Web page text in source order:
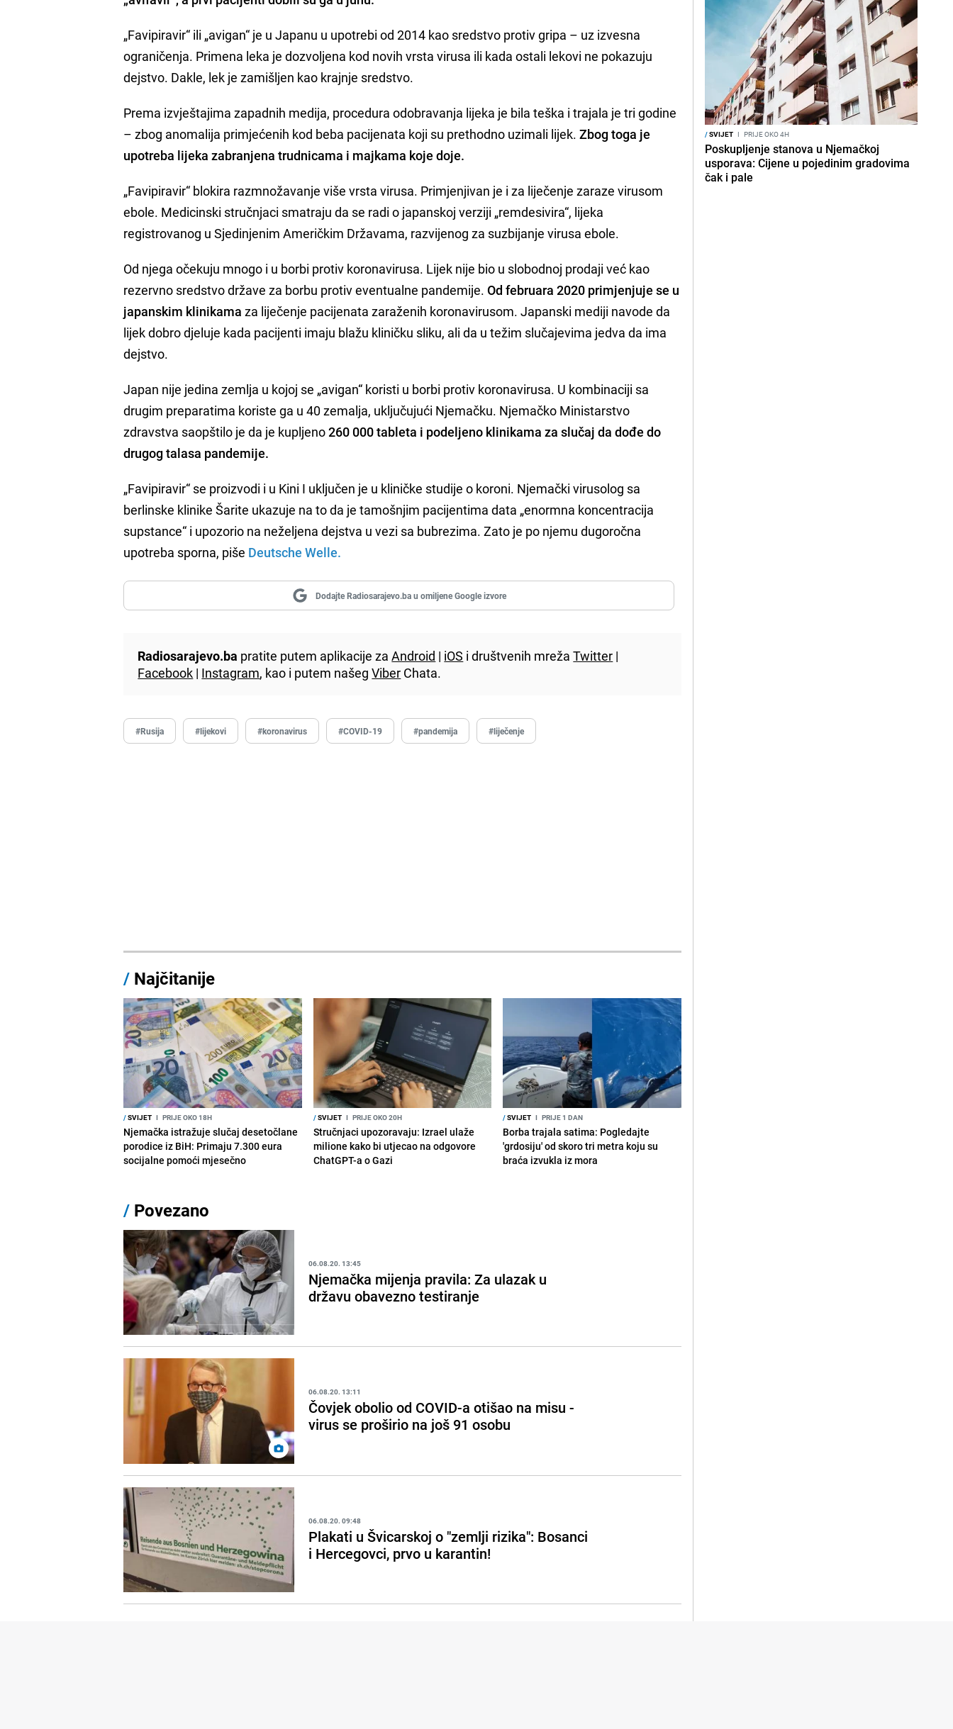
„Favipiravir“ ili „avigan“ je u Japanu u upotrebi od 2014 kao sredstvo protiv gripa – uz izvesna
ograničenja. Primena leka je dozvoljena kod novih vrsta virusa ili kada ostali lekovi ne pokazuju
dejstvo. Dakle, lek je zamišljen kao krajnje sredstvo.
Prema izvještajima zapadnih medija, procedura odobravanja lijeka je bila teška i trajala je tri godine
– zbog anomalija primjećenih kod beba pacijenata koji su prethodno uzimali lijek.Zbog toga je
upotreba lijeka zabranjena trudnicama i majkama koje doje.
„Favipiravir“ blokira razmnožavanje više vrsta virusa. Primjenjivan je i za liječenje zaraze virusom
ebole. Medicinski stručnjaci smatraju da se radi o japanskoj verziji „remdesivira“, lijeka
registrovanog u Sjedinjenim Američkim Državama, razvijenog za suzbijanje virusa ebole.
Od njega očekuju mnogo i u borbi protiv koronavirusa. Lijek nije bio u slobodnoj prodaji već kao
rezervno sredstvo države za borbu protiv eventualne pandemije.Od februara 2020 primjenjuje se u
japanskim klinikama za liječenje pacijenata zaraženih koronavirusom. Japanski mediji navode da
lijek dobro djeluje kada pacijenti imaju blažu kliničku sliku, ali da u težim slučajevima jedva da ima
dejstvo.
Japan nije jedina zemlja u kojoj se „avigan“ koristi u borbi protiv koronavirusa. U kombinaciji sa
drugim preparatima koriste ga u 40 zemalja, uključujući Njemačku. Njemačko Ministarstvo
zdravstva saopštilo je da je kupljeno260 000 tableta i podeljeno klinikama za slučaj da dođe do
drugog talasa pandemije.
„Favipiravir“ se proizvodi i u Kini I uključen je u kliničke studije o koroni. Njemački virusolog sa
berlinske klinike Šarite ukazuje na to da je tamošnjim pacijentima data „enormna koncentracija
supstance“ i upozorio na neželjena dejstva u vezi sa bubrezima. Zato je po njemu dugoročna
upotreba sporna, piše Deutsche Welle.
Dodajte Radiosarajevo.ba u omiljene Google izvore
Radiosarajevo.ba pratite putem aplikacije zaAndroid | iOS i društvenih mrežaTwitter |
Facebook | Instagram, kao i putem našegViber Chata.
#Rusija #lijekovi #koronavirus #COVID-19 #pandemija #liječenje
/ Najčitanije
/SVIJET I PRIJE OKO 18H
Njemačka istražuje slučaj desetočlane
porodice iz BiH: Primaju 7.300 eura
socijalne pomoći mjesečno
/SVIJET I PRIJE OKO 20H
Stručnjaci upozoravaju: Izrael ulaže
milione kako bi utjecao na odgovore
ChatGPT-a o Gazi
/SVIJET I PRIJE 1 DAN
Borba trajala satima: Pogledajte
'grdosiju' od skoro tri metra koju su
braća izvukla iz mora
/ Povezano
06.08.20. 13:45
Njemačka mijenja pravila: Za ulazak u
državu obavezno testiranje
06.08.20. 13:11
Čovjek obolio od COVID-a otišao na misu -
virus se proširio na još 91 osobu
06.08.20. 09:48
Plakati u Švicarskoj o "zemlji rizika": Bosanci
i Hercegovci, prvo u karantin!
/SVIJET I PRIJE OKO 4H
Poskupljenje stanova u Njemačkoj
usporava: Cijene u pojedinim gradovima
čak i pale